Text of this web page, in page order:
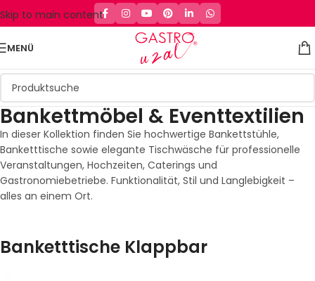
Skip to main content
MENÜ
Bankettmöbel & Eventtextilien
In dieser Kollektion finden Sie hochwertige Bankettstühle,
Banketttische sowie elegante Tischwäsche für professionelle
Veranstaltungen, Hochzeiten, Caterings und
Gastronomiebetriebe. Funktionalität, Stil und Langlebigkeit –
alles an einem Ort.
Banketttische Klappbar